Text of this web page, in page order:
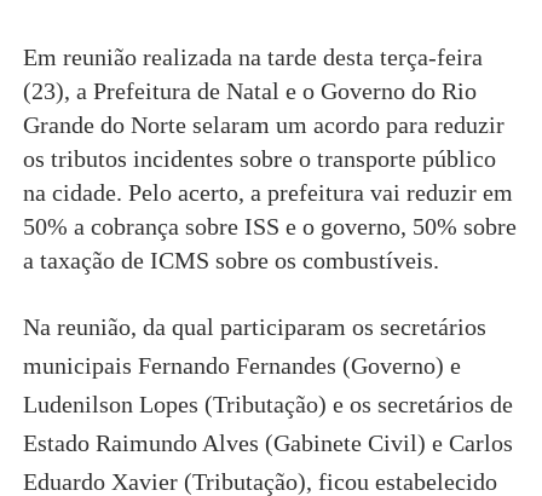
Em reunião realizada na tarde desta terça-feira
(23), a Prefeitura de Natal e o Governo do Rio
Grande do Norte selaram um acordo para reduzir
os tributos incidentes sobre o transporte público
na cidade. Pelo acerto, a prefeitura vai reduzir em
50% a cobrança sobre ISS e o governo, 50% sobre
a taxação de ICMS sobre os combustíveis.
Na reunião, da qual participaram os secretários
municipais Fernando Fernandes (Governo) e
Ludenilson Lopes (Tributação) e os secretários de
Estado Raimundo Alves (Gabinete Civil) e Carlos
Eduardo Xavier (Tributação), ficou estabelecido